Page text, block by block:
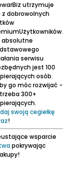
utrzymuje
z dobrowolnych
absolutne
serwisu
jest 100
osób.
go móc rozwijać -
300+
swoją cegiełkę
!
wsparcie
pokrywając